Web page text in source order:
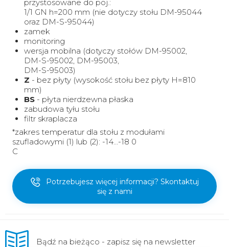
przystosowane do poj.:
1/1 GN h=200 mm (nie dotyczy stołu DM-95044
oraz DM-S-95044)
zamek
monitoring
wersja mobilna (dotyczy stołów DM-95002,
DM-S-95002, DM-95003,
DM-S-95003)
Z - bez płyty (wysokość stołu bez płyty H=810
mm)
BS- płyta nierdzewna płaska
zabudowa tyłu stołu
filtr skraplacza
*zakres temperatur dla stołu z modułami
szufladowymi (1) lub (2): -14...-18 0
C
Potrzebujesz więcej informacji? Skontaktuj
się z nami
Bądź na bieżąco - zapisz się na newsletter